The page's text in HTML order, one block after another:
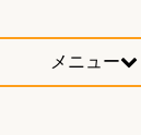
メニュー